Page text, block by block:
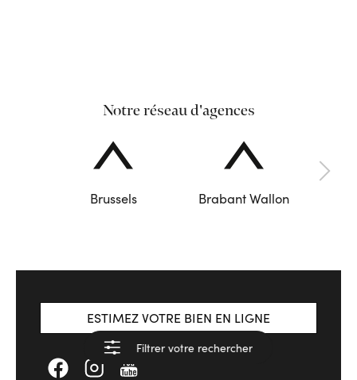
Filtrer votre rechercher
Notre réseau d'agences
Brussels Brabant Wallon
ESTIMEZ VOTRE BIEN EN LIGNE